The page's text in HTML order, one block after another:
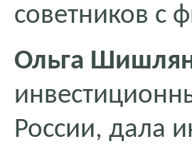
советников с
Ольга
России, дала